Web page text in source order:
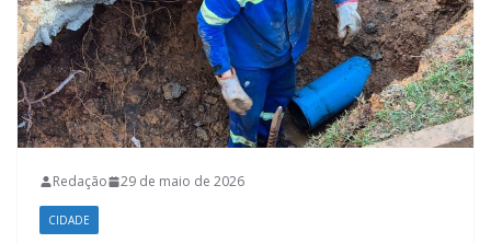
Redação 29 de maio de 2026
CIDADE